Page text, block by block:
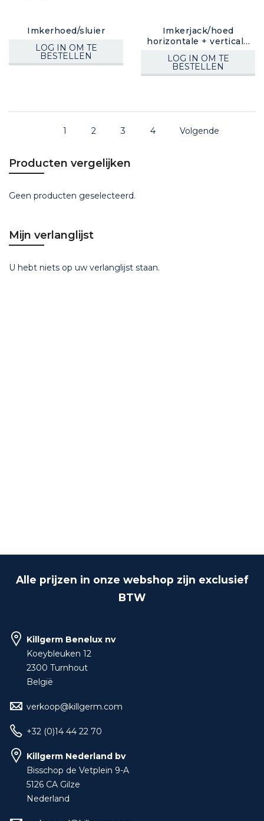
Imkerhoed/sluier
LOG IN OM TE
BESTELLEN
Imkerjack/hoed
horizontale + verticale
LOG IN OM TE
BESTELLEN
1 2 3 4 Volgende
Producten vergelijken
Geen producten geselecteerd.
Mijn verlanglijst
U hebt niets op uw verlanglijst staan.
Alle prijzen in onze webshop zijn exclusief
BTW
Killgerm Benelux nv
Koeybleuken 12
2300 Turnhout
België
verkoop@killgerm.com
+32 (0)14 44 22 70
Killgerm Nederland bv
Bisschop de Vetplein 9-A
5126 CA Gilze
Nederland